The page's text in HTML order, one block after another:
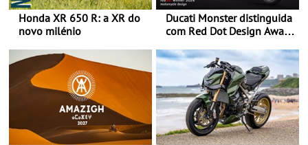
Honda XR 650 R: a XR do
novo milénio
Ducati Monster distinguida
com Red Dot Design Award